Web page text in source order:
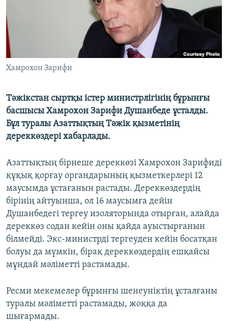
Хамрохон Зарифи
Тәжікстан сыртқы істер министрлігінің бұрынғы
басшысы Хамрохон Зарифи Душанбеде ұсталды.
Бұл туралы Азаттықтың Тәжік қызметінің
дереккөздері хабарлады.
Азаттықтың бірнеше дереккөзі Хамрохон Зарифиді
құқық қорғау органдарының қызметкерлері 12
маусымда ұстағанын растады. Дереккөздердің
бірінің айтуынша, ол 16 маусымға дейін
Душанбедегі тергеу изоляторында отырған, алайда
дереккөз содан кейін оны қайда ауыстырғанын
білмейді. Экс-министрді тергеуден кейін босатқан
болуы да мүмкін, бірақ дереккөздердің ешқайсы
мұндай мәліметті растамады.
Ресми мекемелер бұрынғы шенеуніктің ұсталғаны
туралы мәліметті растамады, жоққа да
шығармады.